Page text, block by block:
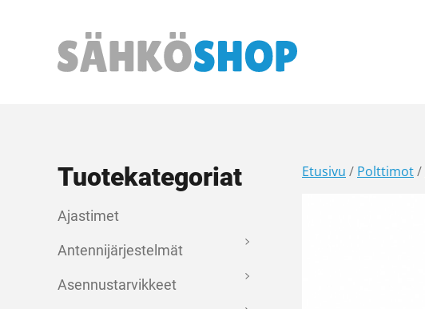
Päävalikko
Tuotekategoriat
Ajastimet
Antennijärjestelmät
Asennustarvikkeet
Etusivu / Polttimot/